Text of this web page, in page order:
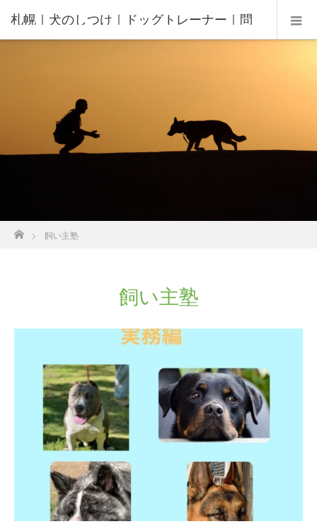
札幌｜犬のしつけ｜ドッグトレーナー｜問
んの家庭教師®️
ホーム
飼い主塾
飼い主塾